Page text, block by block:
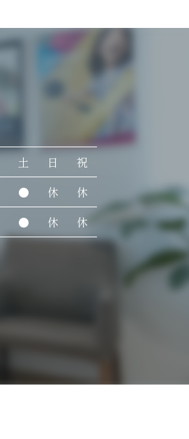
土 日
祝
● 休
休
● 休
休